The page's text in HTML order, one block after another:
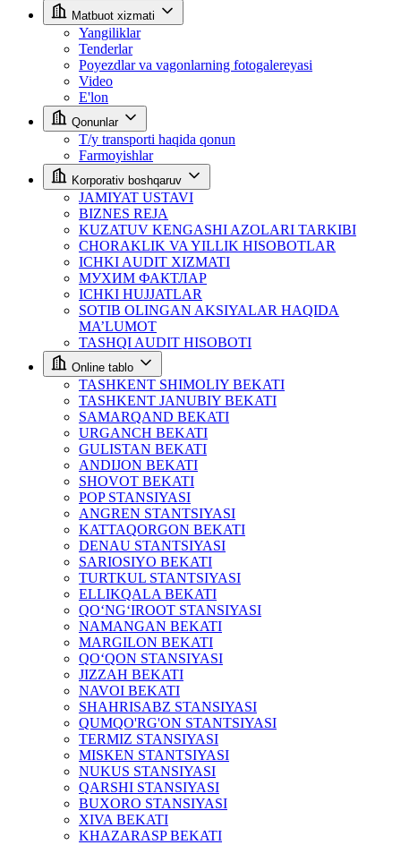
Matbuot xizmati
Yangiliklar
Tenderlar
Poyezdlar va vagonlarning fotogalereyasi
Video
E'lon
Qonunlar
T/y transporti haqida qonun
Farmoyishlar
Korporativ boshqaruv
JAMIYAT USTAVI
BIZNES REJA
KUZATUV KENGASHI AZOLARI TARKIBI
CHORAKLIK VA YILLIK HISOBOTLAR
ICHKI AUDIT XIZMATI
МУХИМ ФАКТЛАР
ICHKI HUJJATLAR
SOTIB OLINGAN AKSIYALAR HAQIDA
MA’LUMOT
TASHQI AUDIT HISOBOTI
Online tablo
TASHKENT SHIMOLIY BEKATI
TASHKENT JANUBIY BEKATI
SAMARQAND BEKATI
URGANCH BEKATI
GULISTAN BEKATI
ANDIJON BEKATI
SHOVOT BEKATI
POP STANSIYASI
ANGREN STANTSIYASI
KATTAQORGON BEKATI
DENAU STANTSIYASI
SARIOSIYO BEKATI
TURTKUL STANTSIYASI
ELLIKQALA BEKATI
QO‘NG‘IROOT STANSIYASI
NAMANGAN BEKATI
MARGILON BEKATI
QO‘QON STANSIYASI
JIZZAH BEKATI
NAVOI BEKATI
SHAHRISABZ STANSIYASI
QUMQO'RG'ON STANTSIYASI
TERMIZ STANSIYASI
MISKEN STANTSIYASI
NUKUS STANSIYASI
QARSHI STANSIYASI
BUXORO STANSIYASI
XIVA BEKATI
KHAZARASP BEKATI